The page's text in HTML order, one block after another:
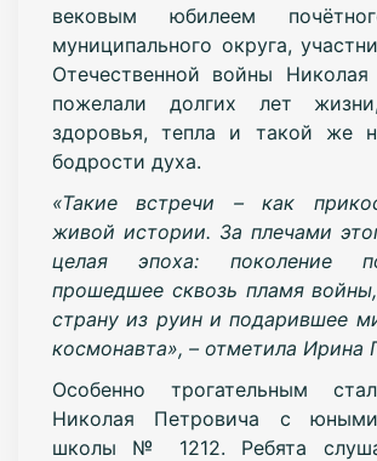
вековым юбилеем
муниципального округа,
Отечественной войны Николая
пожелали долгих лет
здоровья, тепла и такой же
бодрости духа.
«Такие встречи – как
живой истории. За плечами
целая эпоха: поколение
прошедшее сквозь пламя
страну из руин и подарившее
космонавта», – отметила Ирина
Особенно трогательным
Николая Петровича с
школы № 1212. Ребята